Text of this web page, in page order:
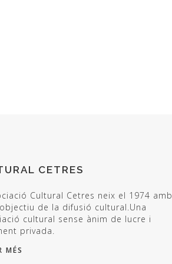
CETRES
Cultural Cetres neix el 1974 amb
de la difusió cultural.Una
cultural sense ànim de lucre i
privada.
MÉS